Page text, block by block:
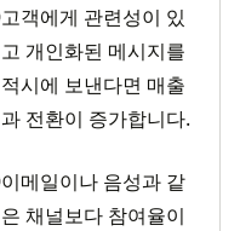
고객에게 관련성이 있
고 개인화된 메시지를
적시에 보낸다면 매출
과 전환이 증가합니다.
이메일이나 음성과 같
은 채널보다 참여율이